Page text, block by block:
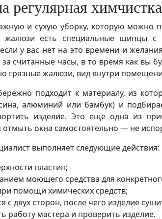
регулярная
и сухую уборку, которую можно
есть специальные щипцы с
у вас нет на это времени и
считанные часы, в то время как вы
грязные жалюзи, вид внутри
подходит к материалу, из
алюминий или бамбук) и
изделие. Это еще одна из
окна самостоятельно — не
выполняет следующие действия:
пластин;
моющего средства для
помощи химических средств;
с двух сторон, после чего изделие
работу мастера и проверить изделие.